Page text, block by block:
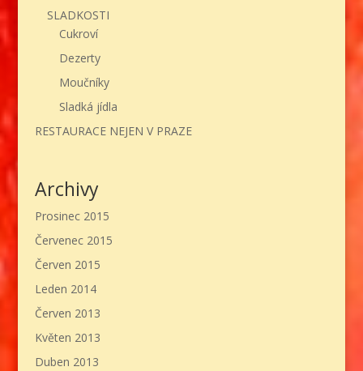
SLADKOSTI
Cukroví
Dezerty
Moučníky
Sladká jídla
RESTAURACE NEJEN V PRAZE
Archivy
Prosinec 2015
Červenec 2015
Červen 2015
Leden 2014
Červen 2013
Květen 2013
Duben 2013